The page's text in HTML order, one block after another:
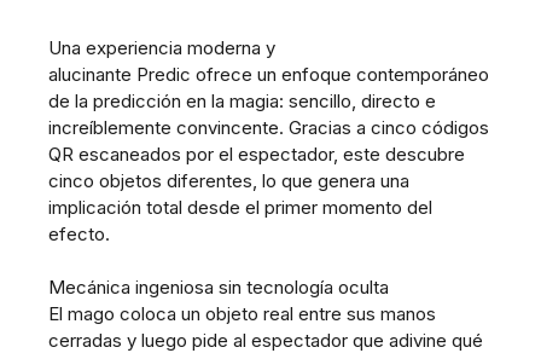
Una experiencia moderna y
alucinante Predic ofrece un enfoque contemporáneo
de la predicción en la magia: sencillo, directo e
increíblemente convincente. Gracias a cinco códigos
QR escaneados por el espectador, este descubre
cinco objetos diferentes, lo que genera una
implicación total desde el primer momento del
efecto.
Mecánica ingeniosa sin tecnología oculta
El mago coloca un objeto real entre sus manos
cerradas y luego pide al espectador que adivine qué